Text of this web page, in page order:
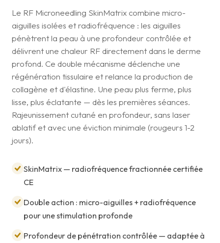
Le RF Microneedling SkinMatrix combine micro-
aiguilles isolées et radiofréquence : les aiguilles
pénètrent la peau à une profondeur contrôlée et
délivrent une chaleur RF directement dans le derme
profond. Ce double mécanisme déclenche une
régénération tissulaire et relance la production de
collagène et d'élastine. Une peau plus ferme, plus
lisse, plus éclatante — dès les premières séances.
Rajeunissement cutané en profondeur, sans laser
ablatif et avec une éviction minimale (rougeurs 1-2
jours).
SkinMatrix — radiofréquence fractionnée certifiée
CE
Double action : micro-aiguilles + radiofréquence
pour une stimulation profonde
Profondeur de pénétration contrôlée — adaptée à